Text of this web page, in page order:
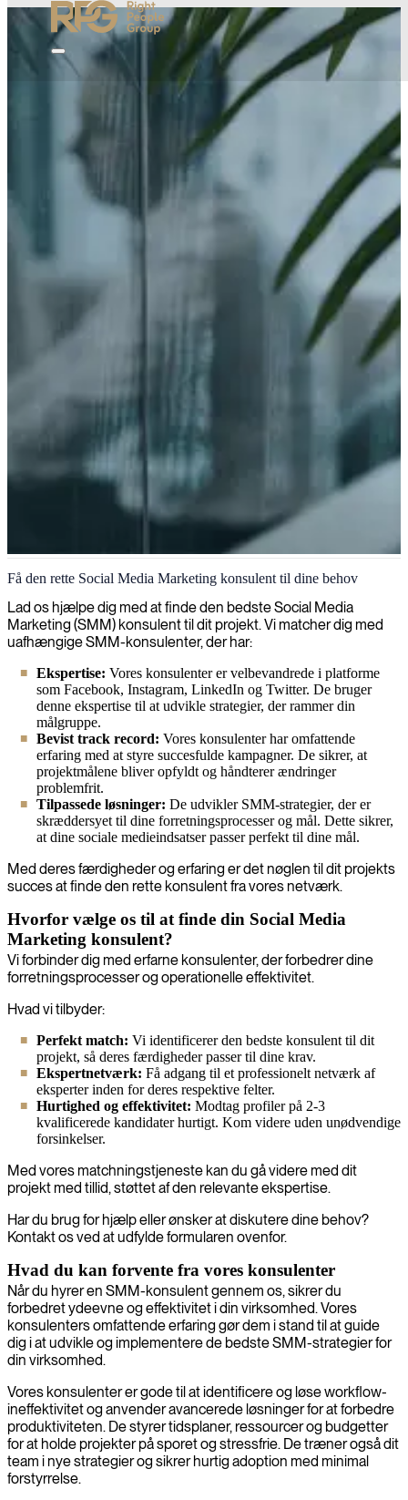
Social media marketing
Vi leverer erfarne specialister inden for markedsføring på sociale
medier, der kan hjælpe dig med at maksimere din online
tilstedeværelse, engagere din målgruppe og skabe målbare
Få den rette Social Media Marketing konsulent til dine behov
Lad os hjælpe dig med at finde den bedste Social Media
Marketing (SMM) konsulent til dit projekt. Vi matcher dig med
uafhængige SMM-konsulenter, der har:
Ekspertise: Vores konsulenter er velbevandrede i platforme
som Facebook, Instagram, LinkedIn og Twitter. De bruger
denne ekspertise til at udvikle strategier, der rammer din
målgruppe.
Bevist track record: Vores konsulenter har omfattende
erfaring med at styre succesfulde kampagner. De sikrer, at
projektmålene bliver opfyldt og håndterer ændringer
problemfrit.
Tilpassede løsninger: De udvikler SMM-strategier, der er
skræddersyet til dine forretningsprocesser og mål. Dette sikrer,
at dine sociale medieindsatser passer perfekt til dine mål.
Med deres færdigheder og erfaring er det nøglen til dit projekts
succes at finde den rette konsulent fra vores netværk.
Hvorfor vælge os til at finde din Social Media
Marketing konsulent?
Vi forbinder dig med erfarne konsulenter, der forbedrer dine
forretningsprocesser og operationelle effektivitet.
Hvad vi tilbyder:
Perfekt match: Vi identificerer den bedste konsulent til dit
projekt, så deres færdigheder passer til dine krav.
Ekspertnetværk: Få adgang til et professionelt netværk af
eksperter inden for deres respektive felter.
Hurtighed og effektivitet: Modtag profiler på 2-3
kvalificerede kandidater hurtigt. Kom videre uden unødvendige
forsinkelser.
Med vores matchningstjeneste kan du gå videre med dit
projekt med tillid, støttet af den relevante ekspertise.
Har du brug for hjælp eller ønsker at diskutere dine behov?
Kontakt os ved at udfylde formularen ovenfor.
Hvad du kan forvente fra vores konsulenter
Når du hyrer en SMM-konsulent gennem os, sikrer du
forbedret ydeevne og effektivitet i din virksomhed. Vores
konsulenters omfattende erfaring gør dem i stand til at guide
dig i at udvikle og implementere de bedste SMM-strategier for
din virksomhed.
Vores konsulenter er gode til at identificere og løse workflow-
ineffektivitet og anvender avancerede løsninger for at forbedre
produktiviteten. De styrer tidsplaner, ressourcer og budgetter
for at holde projekter på sporet og stressfrie. De træner også dit
team i nye strategier og sikrer hurtig adoption med minimal
forstyrrelse.